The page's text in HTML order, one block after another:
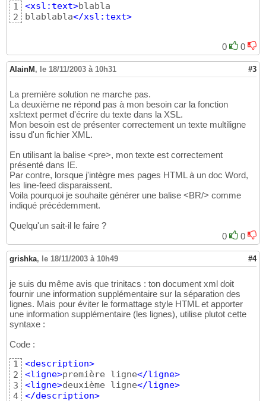
1
2
<xsl:text>blabla
blablabla</xsl:text>
0 0
AlainM , le 18/11/2003 à 10h31 #3
La première solution ne marche pas.
La deuxième ne répond pas à mon besoin car la fonction
xsl:text permet d'écrire du texte dans la XSL.
Mon besoin est de présenter correctement un texte multiligne
issu d'un fichier XML.
En utilisant la balise <pre>, mon texte est correctement
présenté dans IE.
Par contre, lorsque j'intègre mes pages HTML à un doc Word,
les line-feed disparaissent.
Voila pourquoi je souhaite générer une balise <BR/> comme
indiqué précédemment.
Quelqu'un sait-il le faire ?
0
0
grishka, le 18/11/2003 à 10h49 #4
je suis du même avis que trinitacs : ton document xml doit
fournir une information supplémentaire sur la séparation des
lignes. Mais pour éviter le formattage style HTML et apporter
une information supplémentaire (les lignes), utilise plutot cette
syntaxe :
Code :
1
2
3
4
<description>
<ligne>première ligne</ligne>
<ligne>deuxième ligne</ligne>
</description>